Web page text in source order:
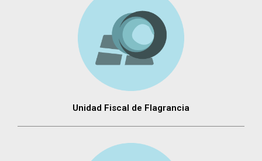
Unidad Fiscal de Flagrancia